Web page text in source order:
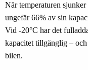
När temperaturen
ungefär 66% av sin
Vid -20°C har det
kapacitet tillgänglig –
bilen.